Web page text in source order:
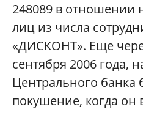
248089 в отношении
лиц из числа
«ДИСКОНТ». Еще
сентября 2006 года,
Центрального
покушение, когда он